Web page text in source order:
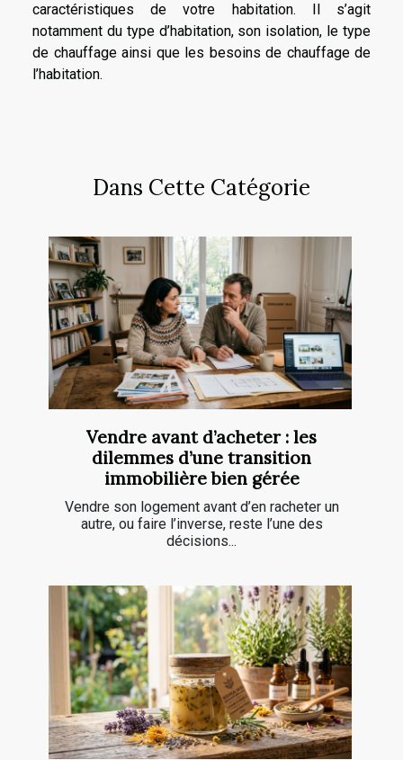
caractéristiques de votre habitation. Il s’agit
notamment du type d’habitation, son isolation, le type
de chauffage ainsi que les besoins de chauffage de
l’habitation.
Dans Cette Catégorie
Vendre avant d’acheter : les
dilemmes d’une transition
immobilière bien gérée
Vendre son logement avant d’en racheter un
autre, ou faire l’inverse, reste l’une des
décisions...